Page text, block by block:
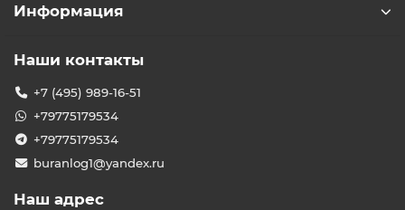
Информация
Наши контакты
+7 (495) 989-16-51
+79775179534
+79775179534
buranlog1@yandex.ru
Наш адрес